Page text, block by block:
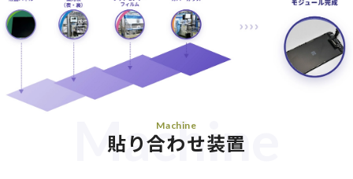
Machine
Machine
貼り合わせ装置